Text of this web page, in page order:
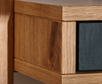
2024
Nappali